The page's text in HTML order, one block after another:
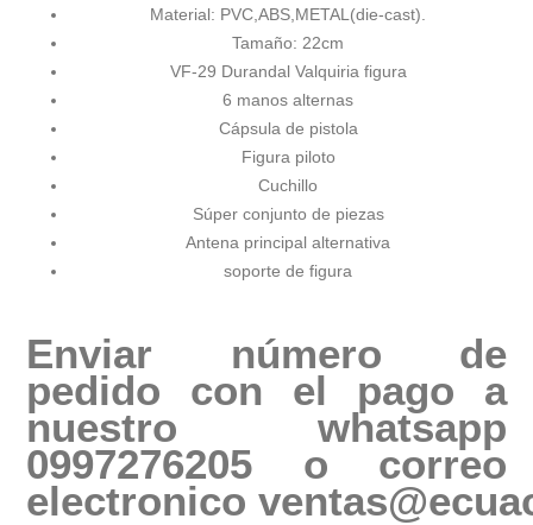
Material: PVC,ABS,METAL(die-cast).
Tamaño: 22cm
VF-29 Durandal Valquiria figura
6 manos alternas
Cápsula de pistola
Figura piloto
Cuchillo
Súper conjunto de piezas
Antena principal alternativa
soporte de figura
Enviar número de
pedido con el pago a
nuestro whatsapp
0997276205 o correo
electronico